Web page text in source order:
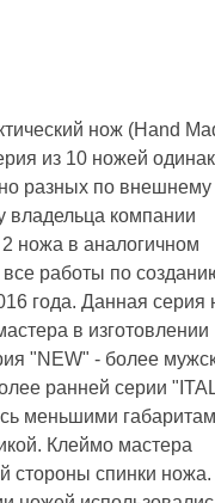
нож (Hand
из 10 ножей
разных по внешнему
компании
ножа в аналогичном
работы по
года. Данная серия
в изготовлении
"NEW" - более
ранней серии
меньшими
Клеймо мастера
стороны спинки